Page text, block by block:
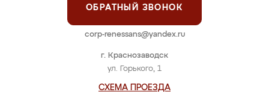
г. Краснозаводск
ул. Горького, 1
СХЕМА ПРОЕЗДА
ОБРАТНЫЙ ЗВОНОК
corp-renessans@yandex.ru